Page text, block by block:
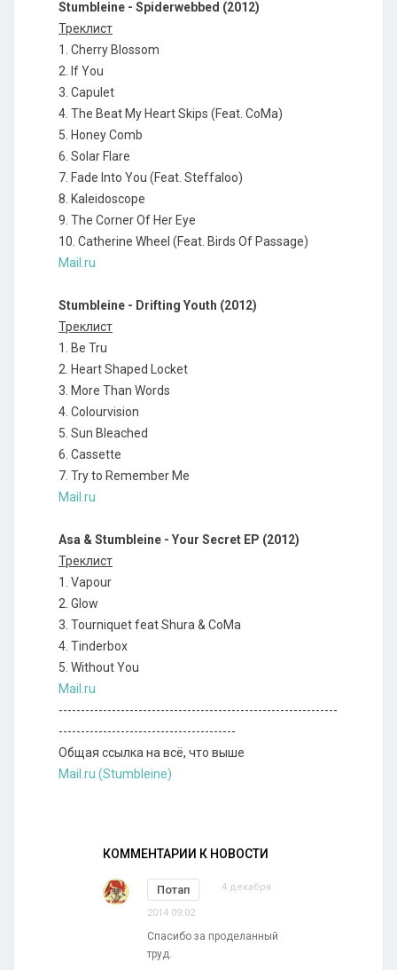
Stumbleine - Spiderwebbed (2012)
Треклист
1. Cherry Blossom
2. If You
3. Capulet
4. The Beat My Heart Skips (Feat. CoMa)
5. Honey Comb
6. Solar Flare
7. Fade Into You (Feat. Steffaloo)
8. Kaleidoscope
9. The Corner Of Her Eye
10. Catherine Wheel (Feat. Birds Of Passage)
Mail.ru
Stumbleine - Drifting Youth (2012)
Треклист
1. Be Tru
2. Heart Shaped Locket
3. More Than Words
4. Colourvision
5. Sun Bleached
6. Cassette
7. Try to Remember Me
Mail.ru
Asa & Stumbleine - Your Secret EP (2012)
Треклист
1. Vapour
2. Glow
3. Tourniquet feat Shura & CoMa
4. Tinderbox
5. Without You
Mail.ru
---------------------------------------------------------------
----------------------------------------
Общая ссылка на всё, что выше
Mail.ru (Stumbleine)
КОММЕНТАРИИ К НОВОСТИ
Потап 4 декабря
2014 09:02
Спасибо за проделанный
труд.